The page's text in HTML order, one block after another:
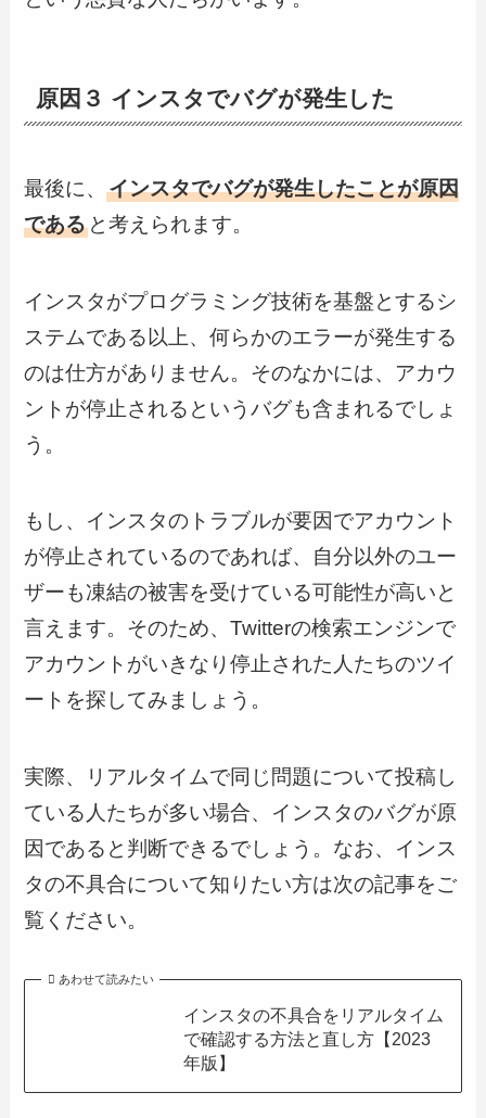
原因３ インスタでバグが発生した
最後に、インスタでバグが発生したことが原因
である と考えられます。
インスタがプログラミング技術を基盤とするシ
ステムである以上、何らかのエラーが発生する
のは仕方がありません。そのなかには、アカウ
ントが停止されるというバグも含まれるでしょ
う。
もし、インスタのトラブルが要因でアカウント
が停止されているのであれば、自分以外のユー
ザーも凍結の被害を受けている可能性が高いと
言えます。そのため、Twitterの検索エンジンで
アカウントがいきなり停止された人たちのツイ
ートを探してみましょう。
実際、リアルタイムで同じ問題について投稿し
ている人たちが多い場合、インスタのバグが原
因であると判断できるでしょう。なお、インス
タの不具合について知りたい方は次の記事をご
覧ください。
あわせて読みたい
インスタの不具合をリアルタイム
で確認する方法と直し方【2023
年版】